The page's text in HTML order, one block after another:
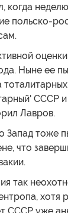
когда
польско-
Ныне ее
СССР
Лавров.
Запад тоже
что
так
хотя
СССР уже